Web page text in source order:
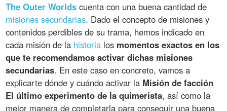
The Outer Worlds cuenta con una buena cantidad de
misiones secundarias. Dado el concepto de misiones y
contenidos perdibles de su trama, hemos indicado en
cada misión de la historia los momentos exactos en los
que te recomendamos activar dichas misiones
secundarias. En este caso en concreto, vamos a
explicarte dónde y cuándo activar la Misión de facción
El último experimento de la quimerista, así como la
mejor manera de completarla para conseguir una buena